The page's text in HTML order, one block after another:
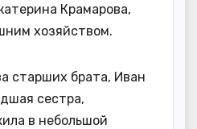
Крамарова,
хозяйством.
старших брата, Иван
сестра,
в небольшой